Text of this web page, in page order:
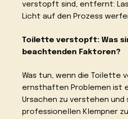
verstopft sind, entfernt:
Licht auf den Prozess
Toilette verstopft: Was
beachtenden Faktoren?
Was tun, wenn die Toilette
ernsthaften Problemen ist
Ursachen zu verstehen
professionellen Klempner